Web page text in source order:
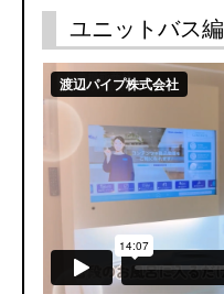
ユニットバス編